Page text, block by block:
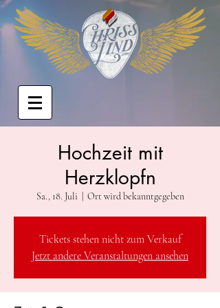
Hochzeit mit
Herzklopfn
Sa., 18. Juli Ort wird bekanntgegeben
Tickets stehen nicht zum Verkauf
Jetzt andere Veranstaltungen ansehen